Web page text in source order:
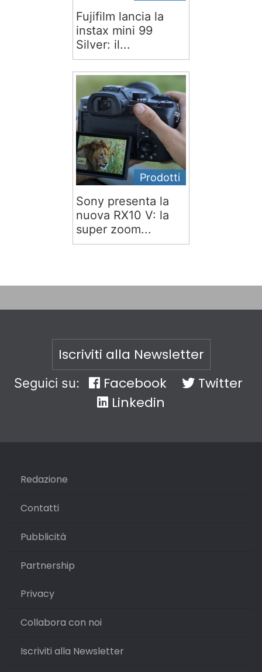
Fujifilm lancia la
instax mini 99
Silver: il...
Prodotti
Sony presenta la
nuova RX10 V: la
super zoom...
Iscriviti alla Newsletter
Seguici su: Facebook
Twitter
Linkedin
Redazione
Contatti
Pubblicità
Partnership
Privacy
Collabora con noi
Iscriviti alla Newsletter